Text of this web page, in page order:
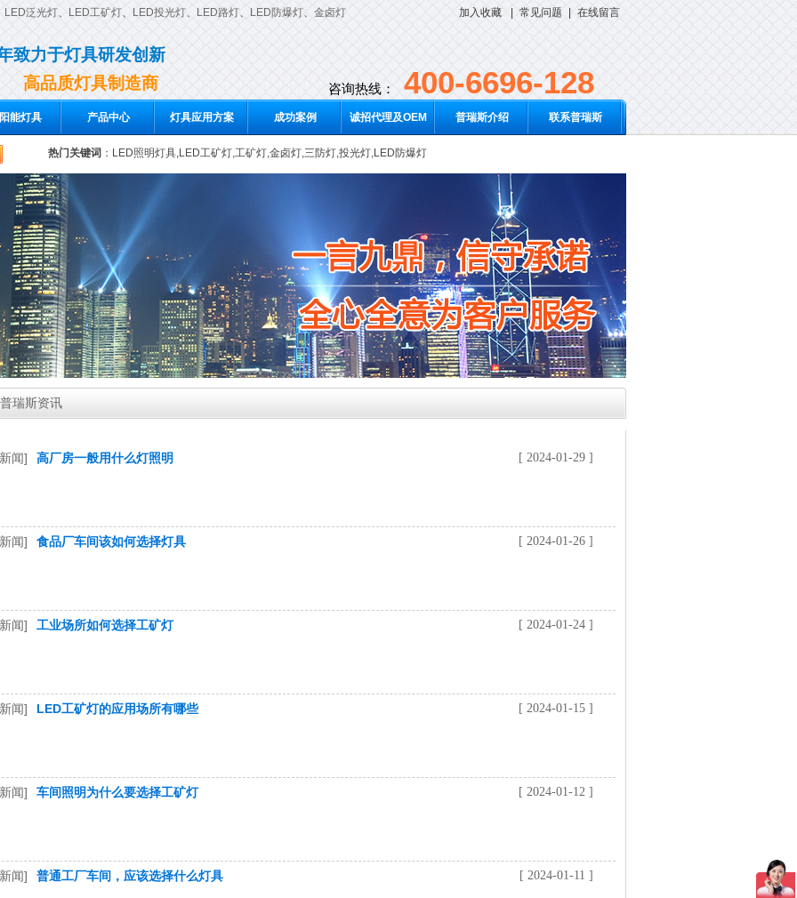
加入收藏 常见问题 在线留言
LED泛光灯、 LED工矿灯、 LED投光灯、 LED路灯、 LED防爆灯、 金卤灯
致力于灯具研发创新
高品质灯具制造商
咨询热线： 400-6696-128
能灯具 产品中心 灯具应用方案 成功案例 诚招代理及OEM 普瑞斯介绍 联系普瑞斯
热门关键词 ： LED照明灯具,LED工矿灯,工矿灯,金卤灯,三防灯,投光灯,LED防爆灯
普瑞斯资讯
闻] 高厂房一般用什么灯照明 [ 2024-01-29 ]
闻] 食品厂车间该如何选择灯具 [ 2024-01-26 ]
闻] 工业场所如何选择工矿灯 [ 2024-01-24 ]
闻] LED工矿灯的应用场所有哪些 [ 2024-01-15 ]
闻] 车间照明为什么要选择工矿灯 [ 2024-01-12 ]
闻] 普通工厂车间，应该选择什么灯具 [ 2024-01-11 ]